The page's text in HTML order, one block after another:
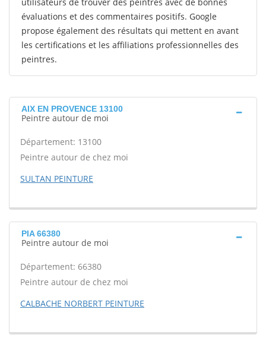
évaluations et des commentaires positifs. Google
propose également des résultats qui mettent en avant
les certifications et les affiliations professionnelles des
peintres.
AIX EN PROVENCE 13100
Peintre autour de moi
Département: 13100
Peintre autour de chez moi
SULTAN PEINTURE
PIA 66380
Peintre autour de moi
Département: 66380
Peintre autour de chez moi
CALBACHE NORBERT PEINTURE